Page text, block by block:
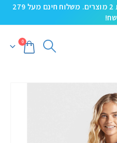
5% הנחה קופון TAKE5 בקניית 2 מוצרים. משלוח חינם מעל 279
שח!
0